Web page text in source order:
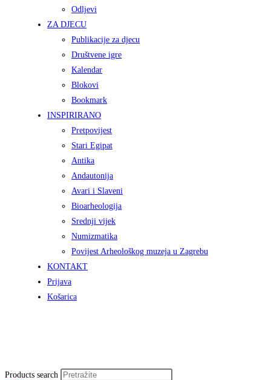
Odljevi
ZA DJECU
Publikacije za djecu
Društvene igre
Kalendar
Blokovi
Bookmark
INSPIRIRANO
Pretpovijest
Stari Egipat
Antika
Andautonija
Avari i Slaveni
Bioarheologija
Srednji vijek
Numizmatika
Povijest Arheološkog muzeja u Zagrebu
KONTAKT
Prijava
Košarica
Products search